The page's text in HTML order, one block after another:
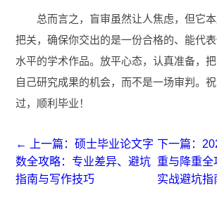
总而言之，盲审虽然让人焦虑，但它
把关，确保你交出的是一份合格的、能代
水平的学术作品。放平心态，认真准备，
自己研究成果的机会，而不是一场审判。
过，顺利毕业！
← 上一篇：硕士毕业论文字
数全攻略：专业差异、避坑
指南与写作技巧
下一篇：
重与降重全
实战避坑